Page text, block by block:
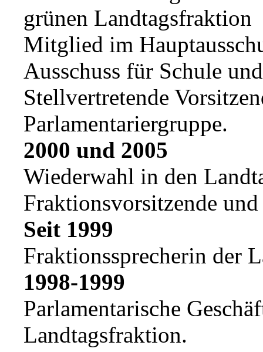
grünen Landtagsfraktion
Mitglied im
Ausschuss für Schule
Stellvertretende
Parlamentariergruppe.
2000 und 2005
Wiederwahl in den
Fraktionsvorsitzende
Seit 1999
Fraktionssprecherin der
1998-1999
Parlamentarische
Landtagsfraktion.